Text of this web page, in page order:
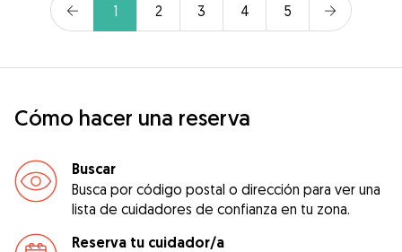
1 2 3 4 5
Cómo hacer una reserva
Buscar
Busca por código postal o dirección para ver una
lista de cuidadores de confianza en tu zona.
Reserva tu cuidador/a